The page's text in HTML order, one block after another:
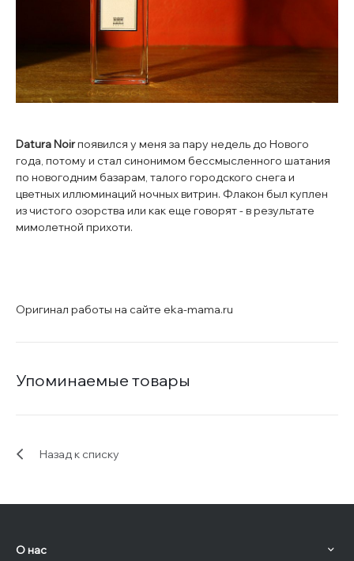
Datura Noirпоявился у меня за пару недель до Нового
года, потому и стал синонимом бессмысленного шатания
по новогодним базарам, талого городского снега и
цветных иллюминаций ночных витрин. Флакон был куплен
из чистого озорства или как еще говорят - в результате
мимолетной прихоти.
Оригинал работы на сайте eka-mama.ru
Упоминаемые товары
Назад к списку
О нас